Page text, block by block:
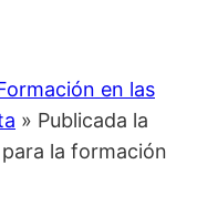
en las
» Publicada la
la formación